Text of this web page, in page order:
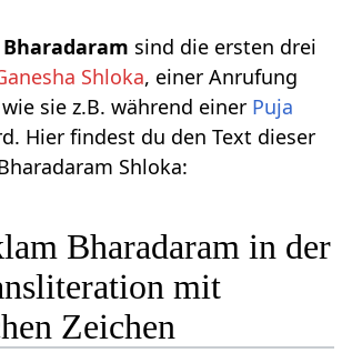
sind die ersten drei
Shloka, einer Anrufung
sie z.B. während einer Puja
Hier findest du den Text dieser
Shloka:
Bharadaram in der
mit
Zeichen